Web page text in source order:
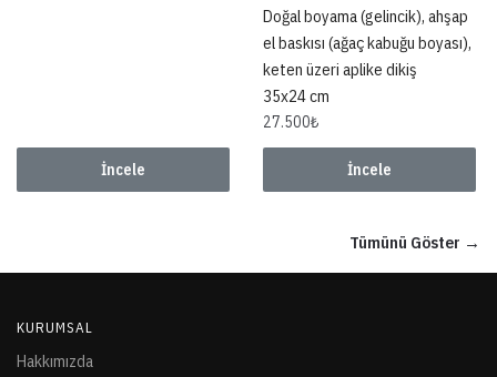
İncele
Doğal boyama (gelincik), ahşap
el baskısı (ağaç kabuğu boyası),
keten üzeri aplike dikiş
35x24 cm
27.500₺
İncele
Tümünü Göster →
KURUMSAL
Hakkımızda